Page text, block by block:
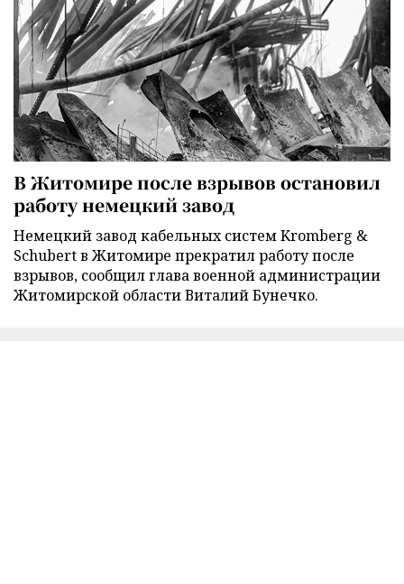
В Житомире после взрывов остановил
работу немецкий завод
Немецкий завод кабельных систем Kromberg &
Schubert в Житомире прекратил работу после
взрывов, сообщил глава военной администрации
Житомирской области Виталий Бунечко.